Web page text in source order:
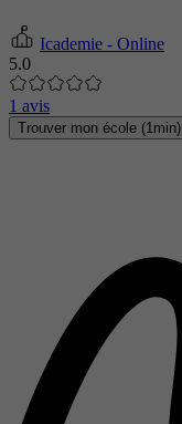
Icademie - Online
5.0
1 avis
Trouver mon école (1min)